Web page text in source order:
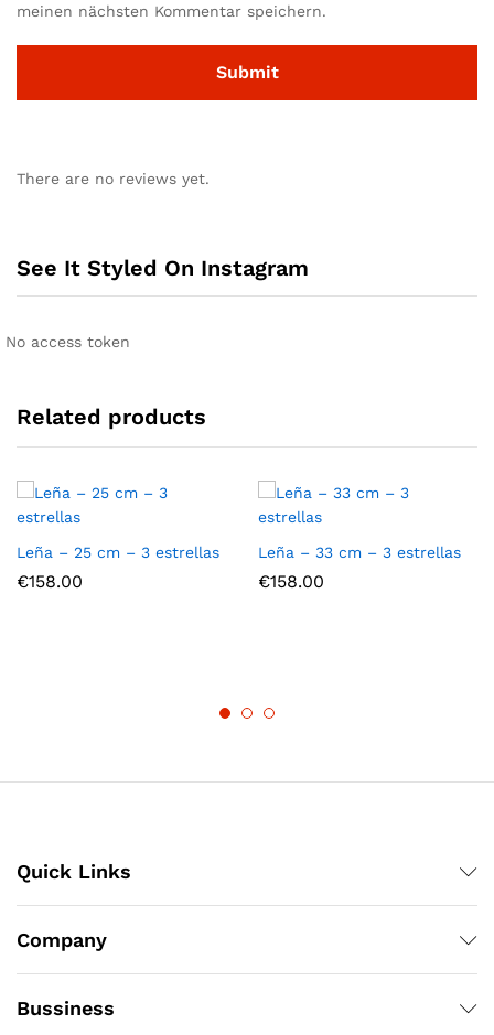
meinen nächsten Kommentar speichern.
There are no reviews yet.
See It Styled On Instagram
No access token
Related products
Leña – 25 cm – 3 estrellas
€158.00
Leña – 33 cm – 3 estrellas
€158.00
Quick Links
Company
Bussiness